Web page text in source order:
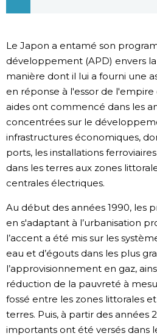
Vidéos
Tokyo
Le Japon a entamé son
développement (APD) envers la
manière dont il lui a fourni une
en réponse à l'essor de l'empire
aides ont commencé dans les
concentrées sur le
infrastructures économiques,
ports, les installations
dans les terres aux zones
centrales électriques.
Au début des années 1990, les
en s'adaptant à l’urbanisation
l’accent a été mis sur les
eau et d’égouts dans les plus
l’approvisionnement en gaz,
réduction de la pauvreté à
fossé entre les zones littorales
terres. Puis, à partir des années
importants ont été versés dans